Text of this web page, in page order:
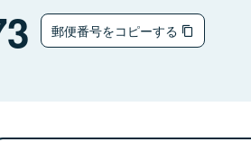
郵便番号をコピーする